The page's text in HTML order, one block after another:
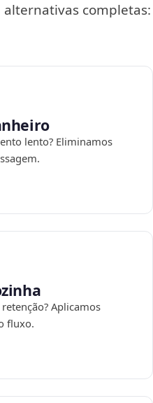
alternativas completas:
lento? Eliminamos
Aplicamos
fluxo.